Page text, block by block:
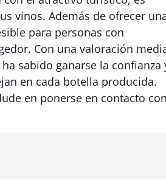
vinos. Además de ofrecer
para personas con
Con una valoración
sabido ganarse la confianza
en cada botella producida.
en ponerse en contacto con